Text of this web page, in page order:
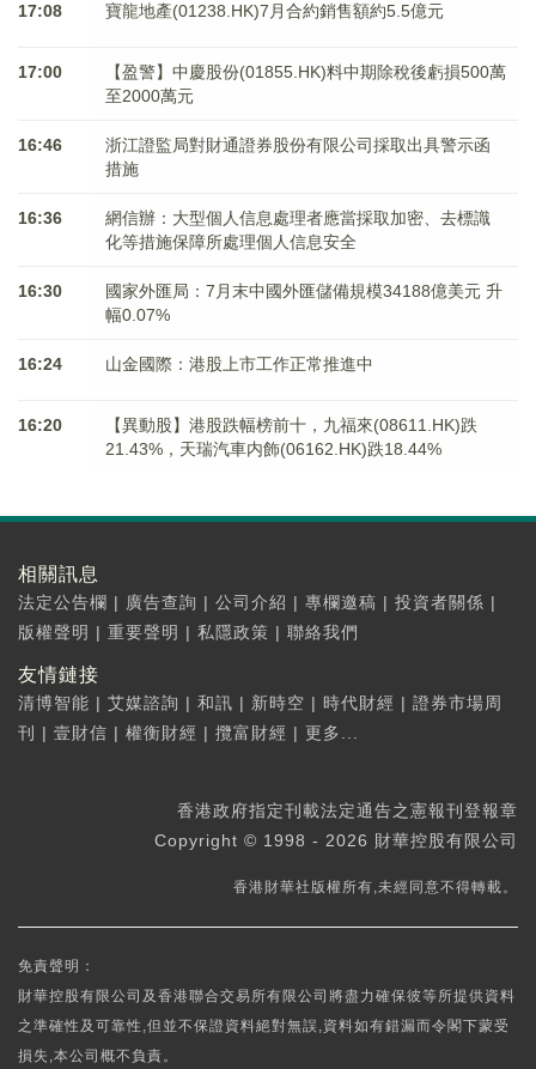
17:08 寶龍地產(01238.HK)7月合約銷售額約5.5億元
17:00
【盈警】中慶股份(01855.HK)料中期除稅後虧損500萬
至2000萬元
16:46
浙江證監局對財通證券股份有限公司採取出具警示函
措施
16:36
網信辦：大型個人信息處理者應當採取加密、去標識
化等措施保障所處理個人信息安全
16:30
國家外匯局：7月末中國外匯儲備規模34188億美元 升
幅0.07%
16:24 山金國際：港股上市工作正常推進中
16:20
【異動股】港股跌幅榜前十，九福來(08611.HK)跌
21.43%，天瑞汽車内飾(06162.HK)跌18.44%
相關訊息
法定公告欄 | 廣告查詢 | 公司介紹 | 專欄邀稿 | 投資者關係 |
版權聲明 | 重要聲明 | 私隱政策 | 聯絡我們
友情鏈接
清博智能 | 艾媒諮詢 | 和訊 | 新時空 | 時代財經 | 證券市場周
刊
| 壹財信 | 權衡財經 | 攬富財經 | 更多...
香港政府指定刊載法定通告之憲報刊登報章
Copyright © 1998 - 2026 財華控股有限公司
香港財華社版權所有,未經同意不得轉載。
免責聲明：
財華控股有限公司及香港聯合交易所有限公司將盡力確保彼等所提供資料
之準確性及可靠性,但並不保證資料絕對無誤,資料如有錯漏而令閣下蒙受
損失,本公司概不負責。